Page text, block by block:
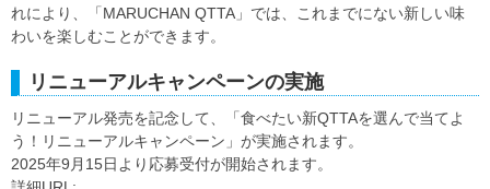
れにより、「MARUCHAN QTTA」では、これまでにない新しい味
わいを楽しむことができます。
リニューアルキャンペーンの実施
リニューアル発売を記念して、「食べたい新QTTAを選んで当てよ
う！リニューアルキャンペーン」が実施されます。
2025年9月15日より応募受付が開始されます。